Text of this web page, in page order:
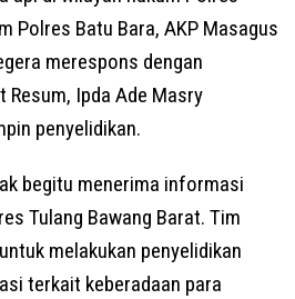
Polres Batu Bara, AKP Masagus
merespons dengan
Ipda Ade Masry
penyelidikan.
begitu menerima informasi
Tulang Bawang Barat. Tim
melakukan penyelidikan
terkait keberadaan para